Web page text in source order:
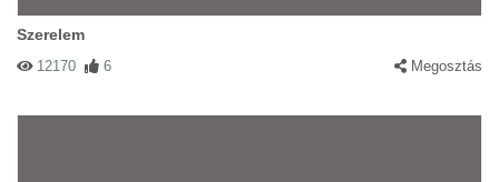
Szerelem
12170 6 Megosztás